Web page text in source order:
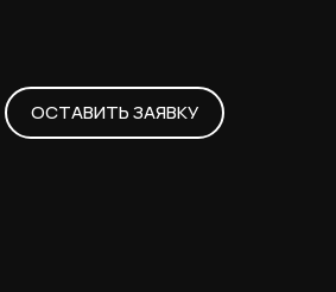
ОСТАВИТЬ ЗАЯВКУ